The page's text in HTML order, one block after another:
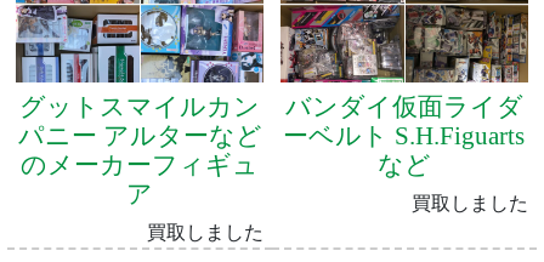
グットスマイルカン
パニー アルターなど
のメーカーフィギュ
ア
買取しました
バンダイ仮面ライダ
ーベルト S.H.Figuarts
など
買取しました